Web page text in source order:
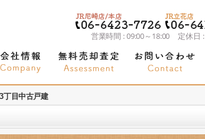
営業時間 : 09:00～18:00 定休日
丁目中古戸建